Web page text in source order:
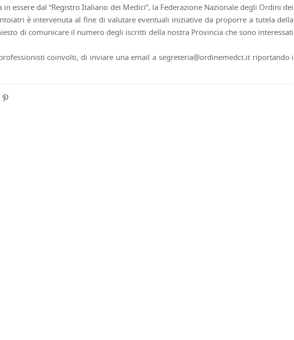
essere dal “Registro Italiano dei Medici”, la Federazione Nazionale degli Ordini dei
è intervenuta al fine di valutare eventuali iniziative da proporre a tutela della
di comunicare il numero degli iscritti della nostra Provincia che sono interessati
coinvolti, di inviare una email a segreteria@ordinemedct.it riportando i